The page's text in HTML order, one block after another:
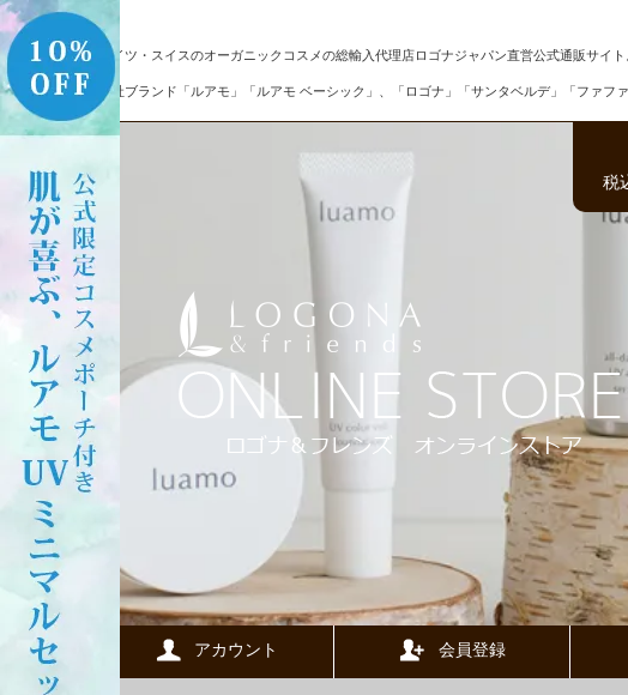
ドイツ・スイスのオーガニックコスメの総輸入代理店ロゴナジャパン直営公式通販サイト
自社ブランド「ルアモ」「ルアモ ベーシック」、「ロゴナ」「サンタベルデ」「ファフ
税
アカウント 会員登録